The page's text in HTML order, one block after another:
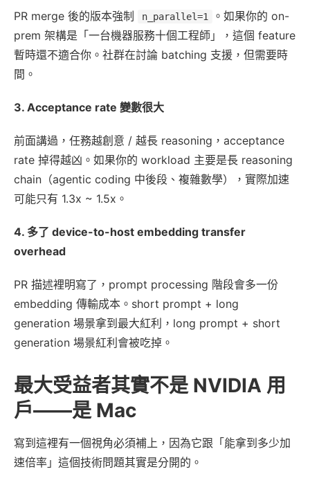
PR merge 後的版本強制 n_parallel=1
。如果你的 on-
prem 架構是「一台機器服務十個工程師」，這個 feature
暫時還不適合你。社群在討論 batching 支援，但需要時
間。
3. Acceptance rate 變數很大
前面講過，任務越創意 / 越長 reasoning，acceptance
rate 掉得越凶。如果你的 workload 主要是長 reasoning
chain（agentic coding 中後段、複雜數學），實際加速
可能只有 1.3x ~ 1.5x。
4. 多了 device-to-host embedding transfer
overhead
PR 描述裡明寫了，prompt processing 階段會多一份
embedding 傳輸成本。short prompt + long
generation 場景拿到最大紅利，long prompt + short
generation 場景紅利會被吃掉。
最大受益者其實不是 NVIDIA 用
戶——是 Mac
寫到這裡有一個視角必須補上，因為它跟「能拿到多少加
速倍率」這個技術問題其實是分開的。